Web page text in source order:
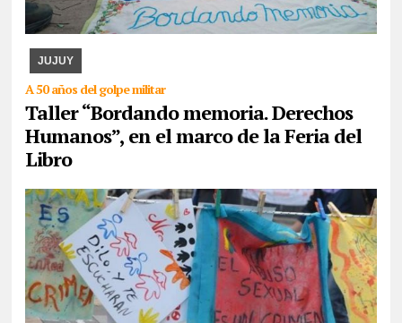
JUJUY
A 50 años del golpe militar
Taller “Bordando memoria. Derechos
Humanos”, en el marco de la Feria del
Libro
07/08/2026 La actividad se desarrollará esta tarde en CAJA. Se
además, quienes participen pod ...